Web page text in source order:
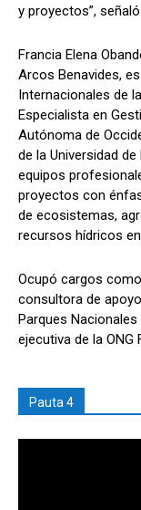
y proyectos”, señaló
Francia Elena
Arcos Benavides,
Internacionales de
Especialista en
Autónoma de
de la Universidad
equipos
proyectos con
de ecosistemas,
recursos hídricos
Ocupó cargos
consultora de
Parques
ejecutiva de la ONG
Pauta 4